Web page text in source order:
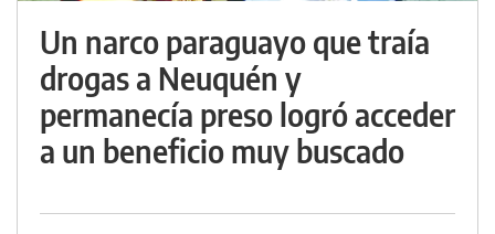
Un narco paraguayo que traía
drogas a Neuquén y
permanecía preso logró acceder
a un beneficio muy buscado